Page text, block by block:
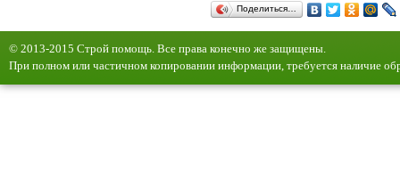
Поделиться…
© 2013-2015 Строй помощь. Все права конечно же защищены.
При полном или частичном копировании информации, требуется наличие